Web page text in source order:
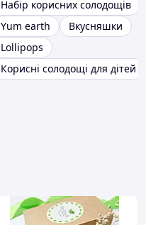
Набір корисних солодощів
Yum earth
Вкусняшки
Lollipops
Корисні солодощі для дітей